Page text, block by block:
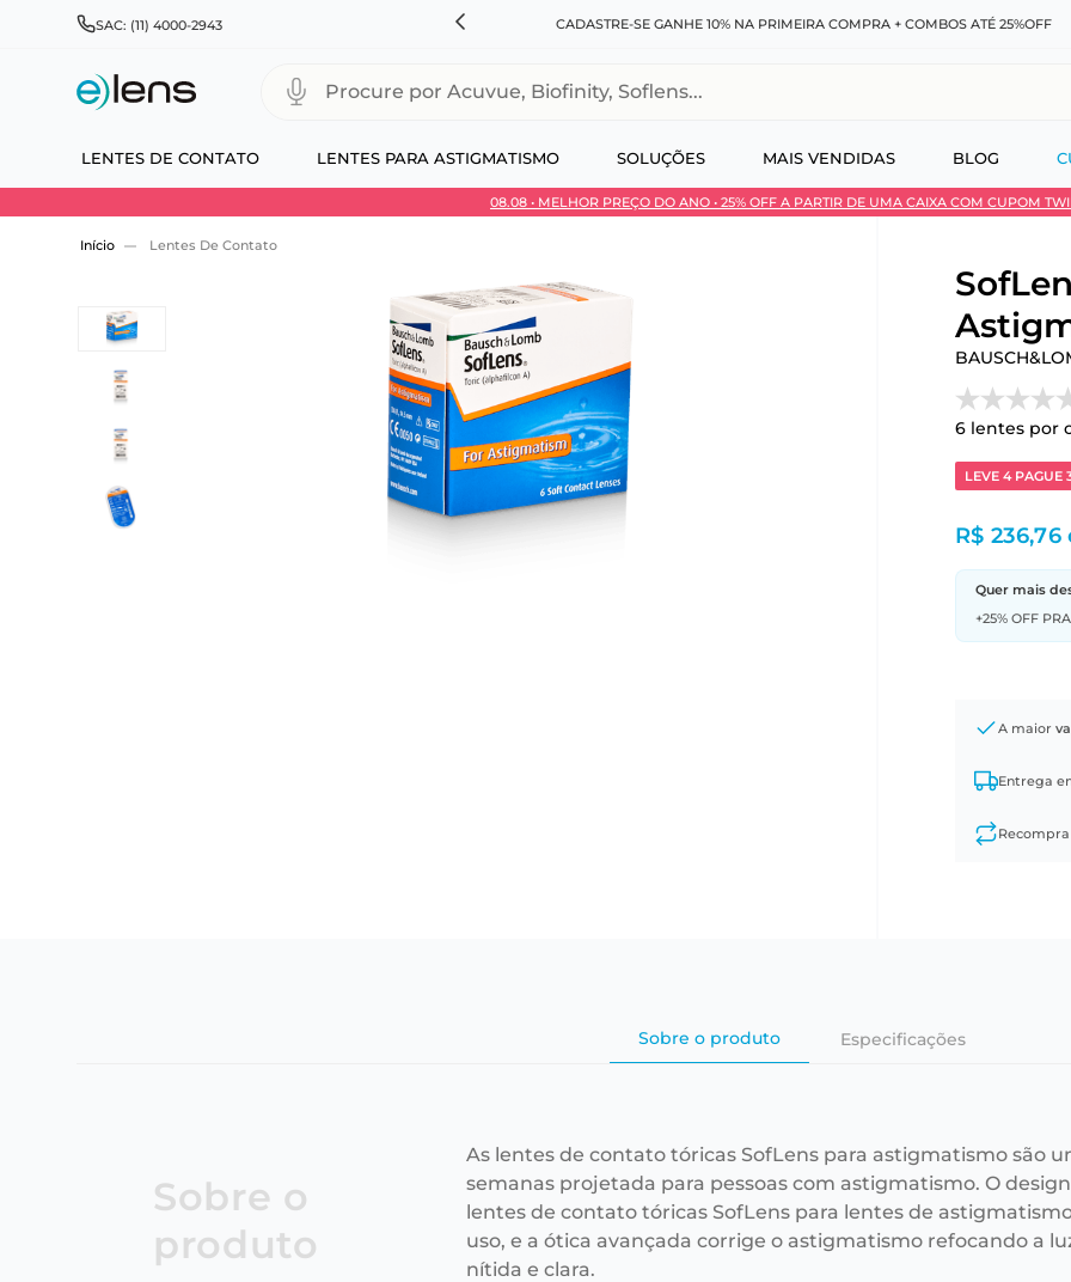
SAC: (11) 4000-2943
PARA TODO BRASIL E EXPRESSO PARA CAPITAIS CADASTRE-SE GANHE 10% NA PRIMEIRA COMPRA + COMBOS ATÉ 25%OFF
LENTES DE CONTATO LENTES PARA ASTIGMATISMO SOLUÇÕES MAIS VENDIDAS BLOG
Procure por Acuvue, Biofinity, Soflens...
08.08 • MELHOR PREÇO DO ANO • 25% OFF A PARTIR DE UMA CAIXA COM CUPOM
Use 30HOJE e ganhe 30% OFF + economia extra no Pix
Lentes De Contato
6lentes por
LEVE 4 PAGUE
R$ 236,76
Quer mais
+25% OFF
A maior
Entrega
Recompra
Sobre o produto Especificações
Sobre o
produto
As lentes de contato tóricas SofLens para astigmatismo são
semanas projetada para pessoas com astigmatismo. O
lentes de contato tóricas SofLens para lentes de
uso, e a ótica avançada corrige o astigmatismo refocando a
nítida e clara.